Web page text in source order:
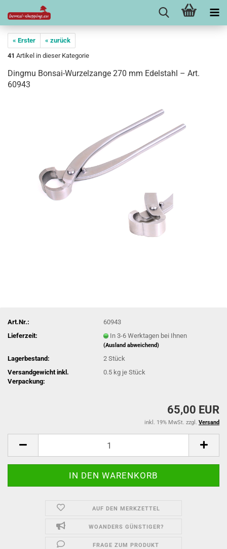
« Erster
« zurück
41 Artikel in dieser Kategorie
Dingmu Bonsai-Wurzelzange 270 mm Edelstahl – Art.
60943
Art.Nr.:
60943
Lieferzeit:
In 3-6 Werktagen bei Ihnen
(Ausland abweichend)
Lagerbestand: 2Stück
Versandgewicht inkl.
Verpackung:
0.5 kg je Stück
65,00 EUR
inkl. 19% MwSt. zzgl. Versand
AUF DEN MERKZETTEL
WOANDERS GÜNSTIGER?
FRAGE ZUM PRODUKT